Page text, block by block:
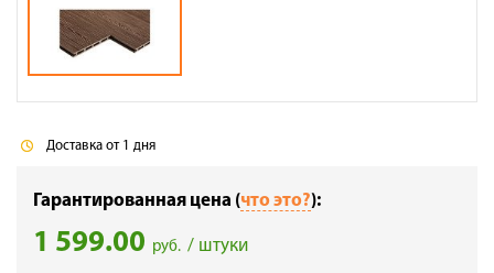
Доставка от 1 дня
Гарантированная цена (что это?):
1 599.00 руб. / штуки